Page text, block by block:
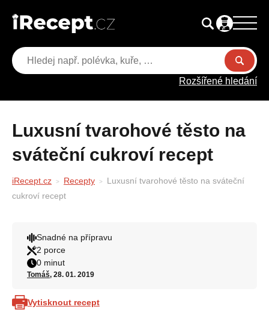
Rozšířené hledání
Luxusní tvarohové těsto na
sváteční cukroví recept
iRecept.cz Recepty
Luxusní tvarohové těsto na sváteční
cukroví recept
Snadné na přípravu
2 porce
0 minut
Tomáš, 28. 01. 2019
Vytisknout recept